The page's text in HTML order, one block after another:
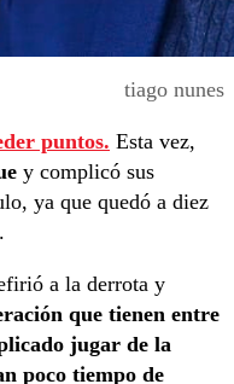
tiago nunes
puntos. Esta vez,
y complicó sus
ya que quedó a diez
a la derrota y
que tienen entre
jugar de la
poco tiempo de